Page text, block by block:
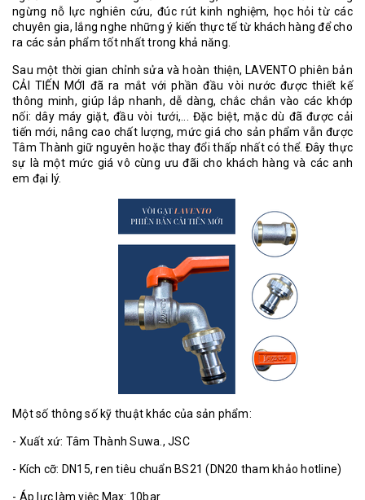
ngừng nỗ lực nghiên cứu, đúc rút kinh nghiệm, học hỏi từ các
chuyên gia, lắng nghe những ý kiến thực tế từ khách hàng để cho
ra các sản phẩm tốt nhất trong khả năng.
Sau một thời gian chỉnh sửa và hoàn thiện, LAVENTO phiên bản
CẢI TIẾN MỚI đã ra mắt với phần đầu vòi nước được thiết kế
thông minh, giúp lắp nhanh, dễ dàng, chắc chắn vào các khớp
nối: dây máy giặt, đầu vòi tưới,... Đặc biệt, mặc dù đã được cải
tiến mới, nâng cao chất lượng, mức giá cho sản phẩm vẫn được
Tâm Thành giữ nguyên hoặc thay đổi thấp nhất có thể. Đây thực
sự là một mức giá vô cùng ưu đãi cho khách hàng và các anh
em đại lý.
Một số thông số kỹ thuật khác của sản phẩm:
- Xuất xứ: Tâm Thành Suwa., JSC
- Kích cỡ: DN15, ren tiêu chuẩn BS21 (DN20 tham khảo hotline)
- Áp lực làm việc Max: 10bar